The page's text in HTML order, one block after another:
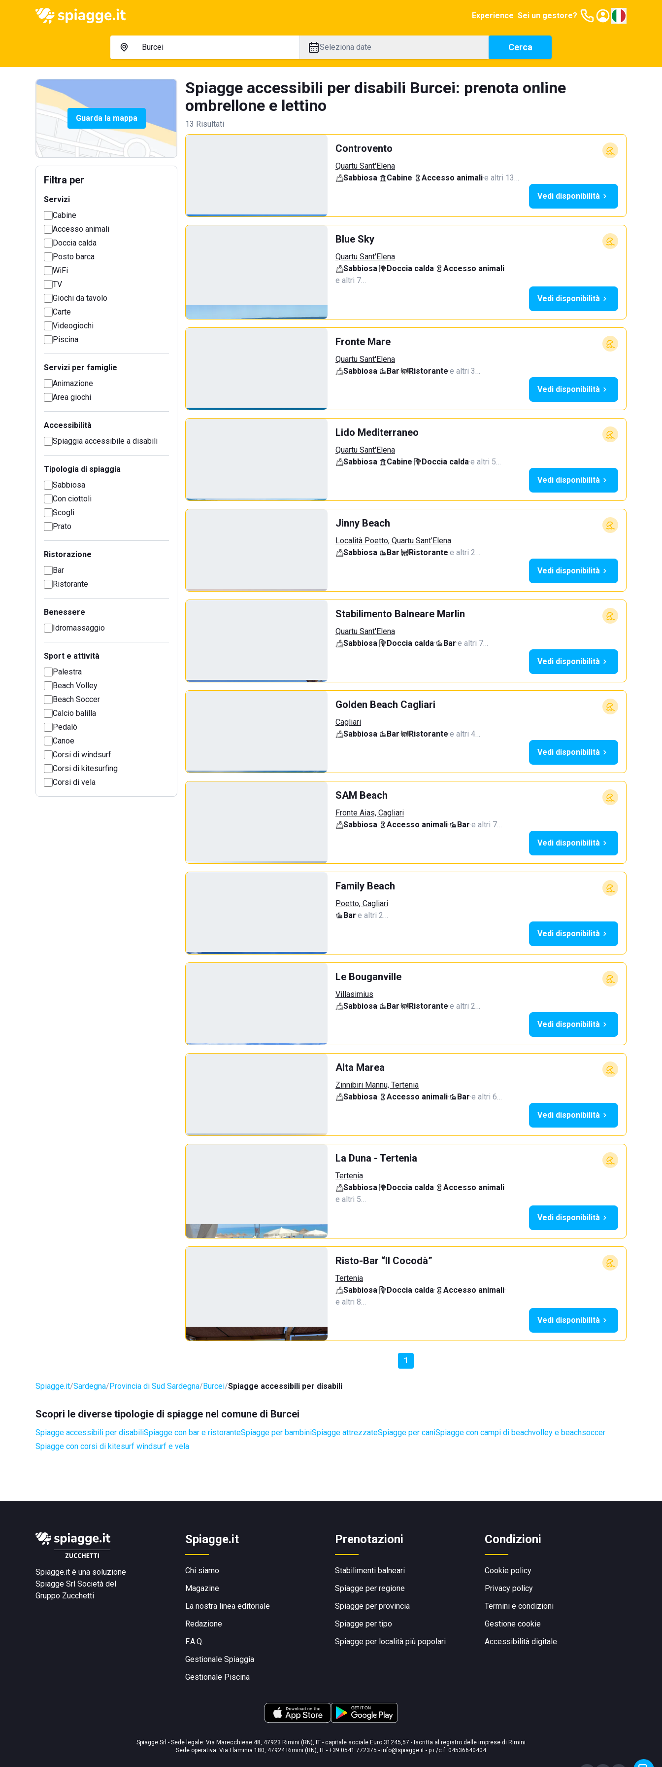
Experience Sei un gestore?
Seleziona date Cerca
Guarda la mappa
Filtra per
Servizi
Cabine
Accesso animali
Doccia calda
Posto barca
WiFi
TV
Giochi da tavolo
Carte
Videogiochi
Piscina
Servizi per famiglie
Animazione
Area giochi
Accessibilità
Spiaggia accessibile a disabili
Tipologia di spiaggia
Sabbiosa
Con ciottoli
Scogli
Prato
Ristorazione
Bar
Ristorante
Benessere
Idromassaggio
Sport e attività
Palestra
Beach Volley
Beach Soccer
Calcio balilla
Pedalò
Canoe
Corsi di windsurf
Corsi di kitesurfing
Corsi di vela
Spiagge accessibili per disabili Burcei: prenota online
ombrellone e lettino
13 Risultati
Controvento
Quartu Sant'Elena
Sabbiosa· Cabine· Accesso animali·e altri 13…
Vedi disponibilità
Blue Sky
Quartu Sant'Elena
Sabbiosa· Doccia calda· Accesso animali·
e altri 7…
Vedi disponibilità
Fronte Mare
Quartu Sant'Elena
Sabbiosa· Bar· Ristorante·e altri 3…
Vedi disponibilità
Lido Mediterraneo
Quartu Sant'Elena
Sabbiosa· Cabine· Doccia calda·e altri 5…
Vedi disponibilità
Jinny Beach
Località Poetto, Quartu Sant'Elena
Sabbiosa· Bar· Ristorante·e altri 2…
Vedi disponibilità
Stabilimento Balneare Marlin
Quartu Sant'Elena
Sabbiosa· Doccia calda· Bar·e altri 7…
Vedi disponibilità
Golden Beach Cagliari
Cagliari
Sabbiosa· Bar· Ristorante·e altri 4…
Vedi disponibilità
SAM Beach
Fronte Aias, Cagliari
Sabbiosa· Accesso animali· Bar·e altri 7…
Vedi disponibilità
Family Beach
Poetto, Cagliari
Bar·e altri 2…
Vedi disponibilità
Le Bouganville
Villasimius
Sabbiosa· Bar· Ristorante·e altri 2…
Vedi disponibilità
Alta Marea
Zinnibiri Mannu, Tertenia
Sabbiosa· Accesso animali· Bar·e altri 6…
Vedi disponibilità
La Duna - Tertenia
Tertenia
Sabbiosa· Doccia calda· Accesso animali·
e altri 5…
Vedi disponibilità
Risto-Bar “Il Cocodà”
Tertenia
Sabbiosa· Doccia calda· Accesso animali·
e altri 8…
Vedi disponibilità
1
Spiagge.it Sardegna Provincia di Sud Sardegna Burcei Spiagge accessibili per disabili
Scopri le diverse tipologie di spiagge nel comune di Burcei
Spiagge accessibili per disabiliSpiagge con bar e ristoranteSpiagge per bambiniSpiagge attrezzateSpiagge per caniSpiagge con campi di beachvolley e beachsoccer
Spiagge con corsi di kitesurf windsurf e vela
Spiagge.it è una soluzione
Spiagge Srl Società del
Gruppo Zucchetti
Spiagge.it
Chi siamo
Magazine
La nostra linea editoriale
Redazione
F.A.Q.
Gestionale Spiaggia
Gestionale Piscina
Prenotazioni
Stabilimenti balneari
Spiagge per regione
Spiagge per provincia
Spiagge per tipo
Spiagge per località più popolari
Condizioni
Cookie policy
Privacy policy
Termini e condizioni
Gestione cookie
Accessibilità digitale
Spiagge Srl - Sede legale: Via Marecchiese 48, 47923 Rimini (RN), IT - capitale sociale Euro 31245,57 - Iscritta al registro delle imprese di Rimini
Sede operativa: Via Flaminia 180, 47924 Rimini (RN), IT - +39 0541 772375 - info@spiagge.it - p.i./c.f. 04536640404